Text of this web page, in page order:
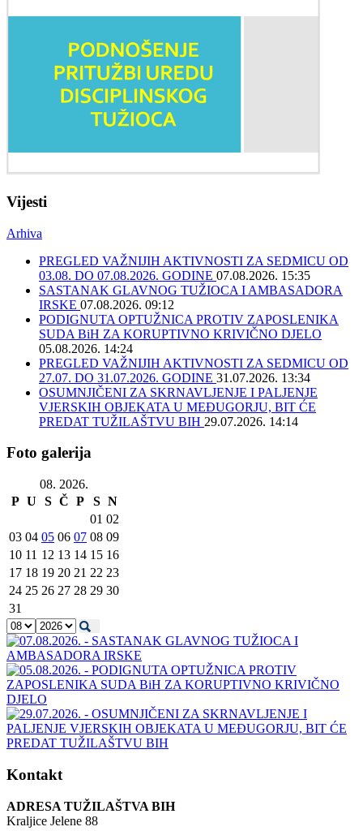
Vijesti
Arhiva
PREGLED VAŽNIJIH AKTIVNOSTI ZA SEDMICU OD
03.08. DO 07.08.2026. GODINE 07.08.2026. 15:35
SASTANAK GLAVNOG TUŽIOCA I AMBASADORA
IRSKE 07.08.2026. 09:12
PODIGNUTA OPTUŽNICA PROTIV ZAPOSLENIKA
SUDA BiH ZA KORUPTIVNO KRIVIČNO DJELO
05.08.2026. 14:24
PREGLED VAŽNIJIH AKTIVNOSTI ZA SEDMICU OD
27.07. DO 31.07.2026. GODINE 31.07.2026. 13:34
OSUMNJIČENI ZA SKRNAVLJENJE I PALJENJE
VJERSKIH OBJEKATA U MEĐUGORJU, BIT ĆE
PREDAT TUŽILAŠTVU BIH 29.07.2026. 14:14
Foto galerija
08. 2026.
P U S Č P S N
01 02
03 04 05 06 07 08 09
10 11 12 13 14 15 16
17 18 19 20 21 22 23
24 25 26 27 28 29 30
31
Kontakt
ADRESA TUŽILAŠTVA BIH
Kraljice Jelene 88